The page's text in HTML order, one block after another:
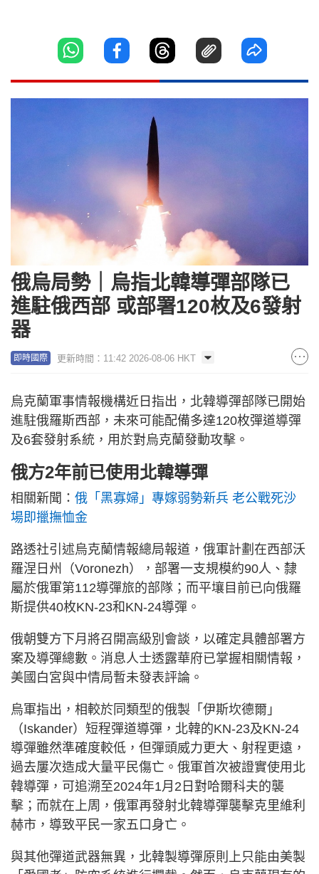
俄烏局勢｜烏指北韓導彈部隊已
進駐俄西部 或部署120枚及6發射
器
即時國際 更新時間：11:42 2026-08-06 HKT
烏克蘭軍事情報機構近日指出，北韓導彈部隊已開始
進駐俄羅斯西部，未來可能配備多達120枚彈道導彈
及6套發射系統，用於對烏克蘭發動攻擊。
俄方2年前已使用北韓導彈
相關新聞： 俄「黑寡婦」專嫁弱勢新兵 老公戰死沙
場即擸撫恤金
路透社引述烏克蘭情報總局報道，俄軍計劃在西部沃
羅涅日州（Voronezh），部署一支規模約90人、隸
屬於俄軍第112導彈旅的部隊；而平壤目前已向俄羅
斯提供40枚KN-23和KN-24導彈。
俄朝雙方下月將召開高級別會談，以確定具體部署方
案及導彈總數。消息人士透露華府已掌握相關情報，
美國白宮與中情局暫未發表評論。
烏軍指出，相較於同類型的俄製「伊斯坎德爾」
（Iskander）短程彈道導彈，北韓的KN-23及KN-24
導彈雖然準確度較低，但彈頭威力更大、射程更遠，
過去屢次造成大量平民傷亡。俄軍首次被證實使用北
韓導彈，可追溯至2024年1月2日對哈爾科夫的襲
擊；而就在上周，俄軍再發射北韓導彈襲擊克里維利
赫市，導致平民一家五口身亡。
與其他彈道武器無異，北韓製導彈原則上只能由美製